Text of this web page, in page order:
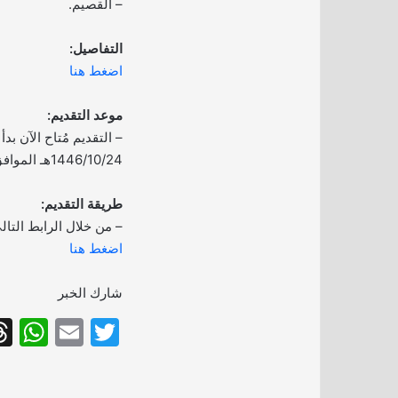
– القصيم.
التفاصيل:
اضغط هنا
موعد التقديم:
– التقديم مُتاح الآن بدأ
1446/10/24هـ الموافق 2025/04/22م.
طريقة التقديم:
– من خلال الرابط
اضغط هنا
شارك الخبر
T
E
W